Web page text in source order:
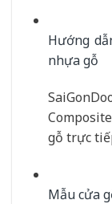
Hướng
nhựa gỗ
gỗ trực
Mẫu cửa